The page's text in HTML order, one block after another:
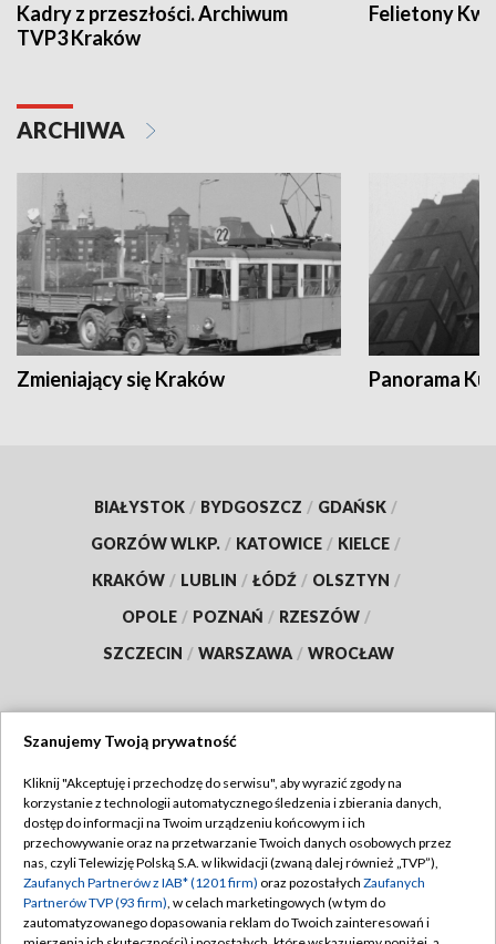
Kadry z przeszłości. Archiwum
TVP3 Kraków
Felietony
ARCHIWA
Zmieniający się Kraków Panorama
BIAŁYSTOK / BYDGOSZCZ / GDAŃSK /
GORZÓW WLKP. / KATOWICE / KIELCE /
KRAKÓW / LUBLIN / ŁÓDŹ / OLSZTYN /
OPOLE / POZNAŃ / RZESZÓW /
SZCZECIN / WARSZAWA / WROCŁAW
TVP
Abonament TVP
Emisja w TVP
Centrum informacji TVP
Regulamin TVP
Polityka prywatności
Moje zgody
Szanujemy Twoją prywatność
Kliknij "Akceptuję i przechodzę do serwisu", aby wyrazić zgody na
korzystanie z technologii automatycznego śledzenia i zbierania danych,
dostęp do informacji na Twoim urządzeniu końcowym i ich
przechowywanie oraz na przetwarzanie Twoich danych osobowych przez
nas, czyli Telewizję Polską S.A. w likwidacji (zwaną dalej również „TVP”),
Zaufanych Partnerów z IAB* (1201 firm) oraz pozostałych Zaufanych
Partnerów TVP (93 firm), w celach marketingowych (w tym do
zautomatyzowanego dopasowania reklam do Twoich zainteresowań i